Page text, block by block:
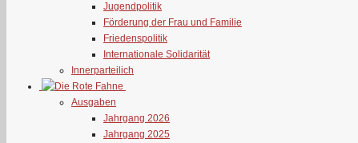
Jugendpolitik
Förderung der Frau und Familie
Friedenspolitik
Internationale Solidarität
Innerparteilich
Ausgaben
Jahrgang 2026
Jahrgang 2025